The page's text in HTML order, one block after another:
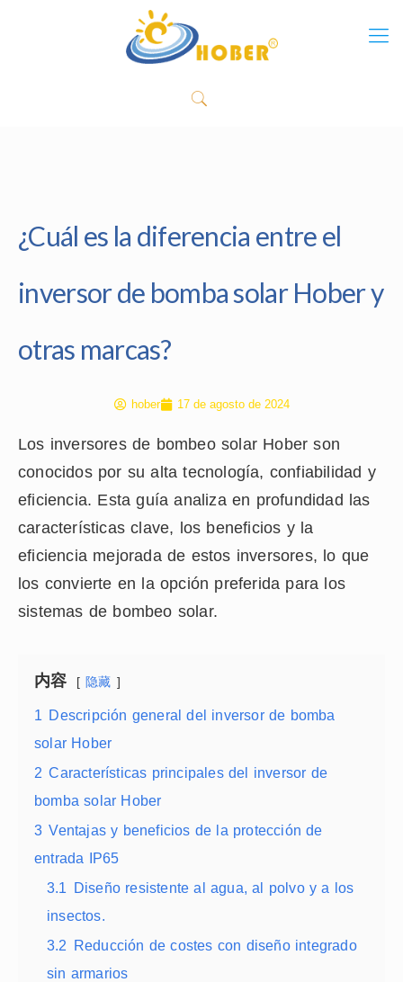
¿Cuál es la diferencia entre el
inversor de bomba solar Hober y
otras marcas?
hober 17 de agosto de 2024
Los inversores de bombeo solar Hober son
conocidos por su alta tecnología, confiabilidad y
eficiencia. Esta guía analiza en profundidad las
características clave, los beneficios y la
eficiencia mejorada de estos inversores, lo que
los convierte en la opción preferida para los
sistemas de bombeo solar.
内容 隐藏
1 Descripción general del inversor de bomba
solar Hober
2 Características principales del inversor de
bomba solar Hober
3 Ventajas y beneficios de la protección de
entrada IP65
3.1 Diseño resistente al agua, al polvo y a los
insectos.
3.2 Reducción de costes con diseño integrado
sin armarios